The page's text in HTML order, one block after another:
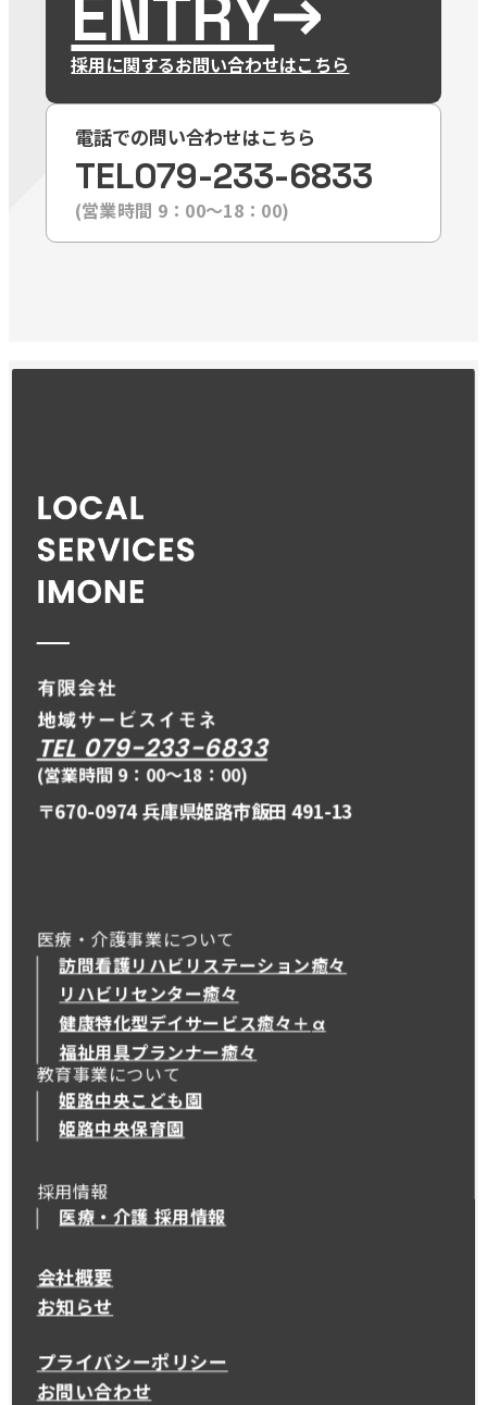
採用に関するお問い合わせはこちら
電話での問い合わせはこちら
TEL079-233-6833
(営業時間 9：00〜18：00)
TEL 079-233-6833
(営業時間 9：00〜18：00)
〒670-0974 兵庫県姫路市飯田 491-13
医療・介護事業について
訪問看護リハビリステーション癒々
リハビリセンター癒々
健康特化型デイサービス癒々＋ α
健康特化型デイサービス癒々＋
福祉用具プランナー癒々
教育事業について
姫路中央こども園
姫路中央保育園
採用情報
医療・介護 採用情報
会社概要
お知らせ
プライバシーポリシー
お問い合わせ